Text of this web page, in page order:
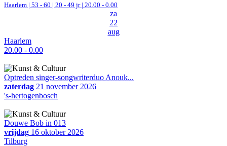
Haarlem | 53 - 60 | 20 - 49 jr | 20.00 - 0.00
za
22
aug
Haarlem
20.00 - 0.00
Optreden singer-songwriterduo Anouk...
zaterdag 21 november 2026
's-hertogenbosch
Douwe Bob in 013
vrijdag 16 oktober 2026
Tilburg